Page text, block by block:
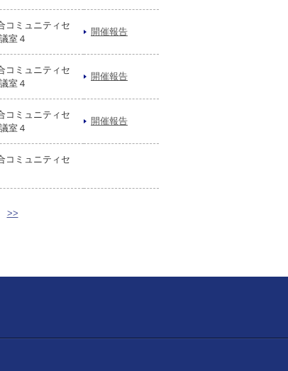
コミュニティセ
室４
開催報告
コミュニティセ
室４
開催報告
コミュニティセ
室４
開催報告
コミュニティセ
>>